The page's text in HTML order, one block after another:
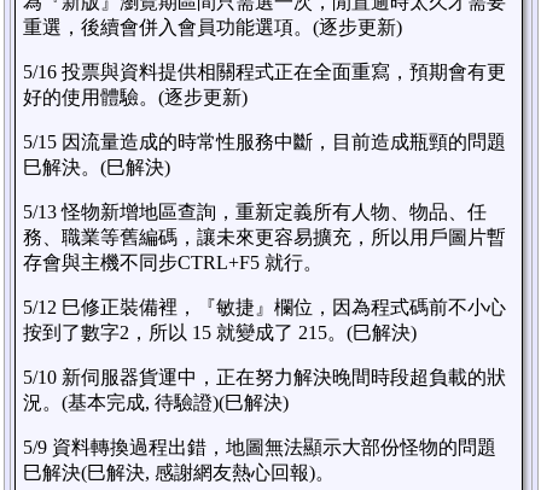
重選，後續會併入會員功能選項。(逐步更新)
5/16 投票與資料提供相關程式正在全面重寫，預期會有更
好的使用體驗。(逐步更新)
5/15 因流量造成的時常性服務中斷，目前造成瓶頸的問題
巳解決。(巳解決)
5/13 怪物新增地區查詢，重新定義所有人物、物品、任
務、職業等舊編碼，讓未來更容易擴充，所以用戶圖片暫
存會與主機不同步CTRL+F5 就行。
5/12 巳修正裝備裡，『敏捷』欄位，因為程式碼前不小心
按到了數字2，所以 15 就變成了 215。(巳解決)
5/10 新伺服器貨運中，正在努力解決晚間時段超負載的狀
況。(基本完成, 待驗證)(巳解決)
5/9 資料轉換過程出錯，地圖無法顯示大部份怪物的問題
巳解決(巳解決, 感謝網友熱心回報)。